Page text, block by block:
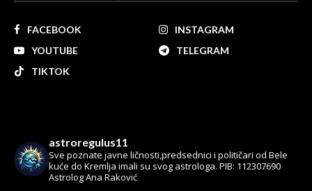
FACEBOOK
INSTAGRAM
YOUTUBE
TELEGRAM
TIKTOK
astroregulus11
Sve poznate javne ličnosti,predsednici i političari od Bele
kuće do Kremlja imali su svog astrologa. PIB: 112307690
Astrolog Ana Raković